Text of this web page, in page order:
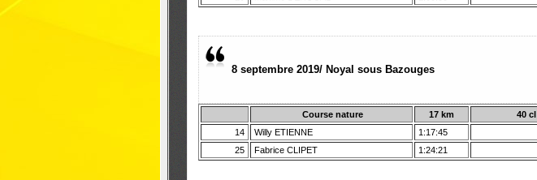
8 septembre 2019/ Noyal sous Bazouges
Course nature 17 km
40 cl
14
Willy ETIENNE
1:17:45
25
Fabrice CLIPET 1:24:21